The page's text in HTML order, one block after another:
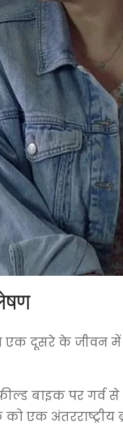
दूसरे के जीवन में
बाइक पर
एक अंतरराष्ट्रीय